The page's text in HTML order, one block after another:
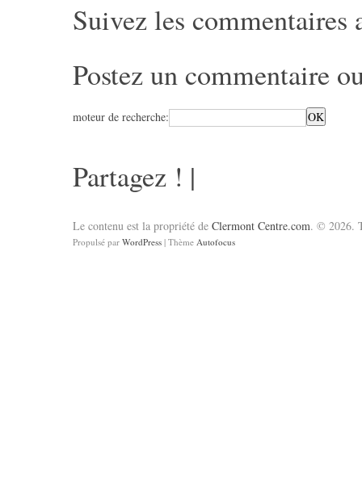
Suivez les commentaires
Postez un commentaire
moteur de recherche:
Partagez ! |
Le contenu est la propriété de Clermont Centre.com. © 2026.
Propulsé par WordPress | Thème Autofocus